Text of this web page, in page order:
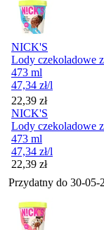
NICK'S
Lody czekoladowe
473 ml
47,34 zł/l
Cena
22,39 zł
NICK'S
Lody czekoladowe
473 ml
47,34 zł/l
Cena
22,39 zł
Przydatny do 30-05-